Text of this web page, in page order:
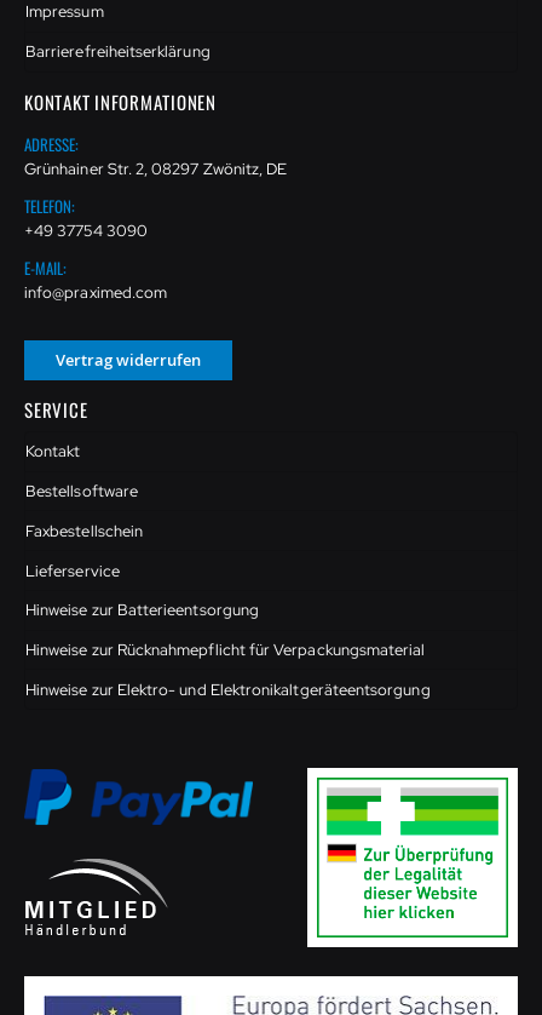
Impressum
Barrierefreiheitserklärung
KONTAKT INFORMATIONEN
ADRESSE:
Grünhainer Str. 2, 08297 Zwönitz, DE
TELEFON:
+49 37754 3090
E-MAIL:
info@praximed.com
Vertrag widerrufen
SERVICE
Kontakt
Bestellsoftware
Faxbestellschein
Lieferservice
Hinweise zur Batterieentsorgung
Hinweise zur Rücknahmepflicht für Verpackungsmaterial
Hinweise zur Elektro- und Elektronikaltgeräteentsorgung